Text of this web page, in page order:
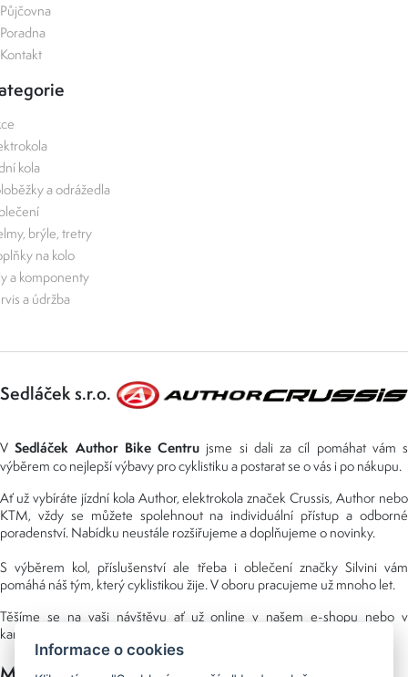
Půjčovna
Poradna
Kontakt
kola
a odrážedla
brýle, tretry
na kolo
a komponenty
a údržba
Sedláček s.r.o.
VSedláček Author Bike Centru jsme si dali za cíl pomáhat vám s
výběrem co nejlepší výbavy pro cyklistiku a postarat se o vás i po nákupu.
Ať už vybíráte jízdní kola Author, elektrokola značek Crussis, Author nebo
KTM, vždy se můžete spolehnout na individuální přístup a odborné
poradenství. Nabídku neustále rozšiřujeme a doplňujeme o novinky.
S výběrem kol, příslušenství ale třeba i oblečení značky Silvini vám
pomáhá náš tým, který cyklistikou žije. V oboru pracujeme už mnoho let.
Těšíme se na vaši návštěvu ať už online v našem e-shopu nebo v
kamenné prodejně, kterou najdete v NS (nákupní středisko) URAN.
Informace o cookies